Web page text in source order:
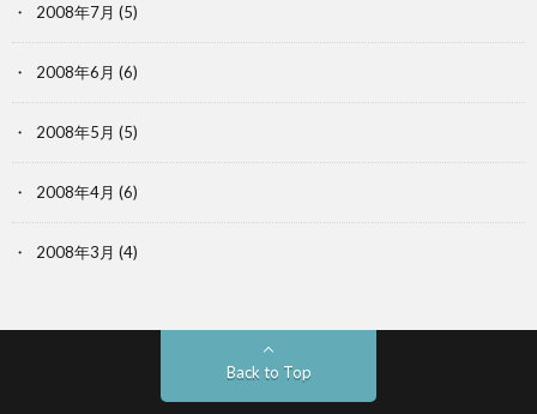
2008年7月 (5)
2008年6月 (6)
2008年5月 (5)
2008年4月 (6)
2008年3月 (4)
Back to Top